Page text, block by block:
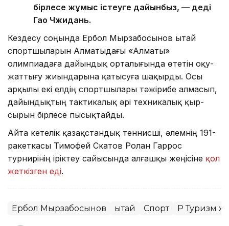
бірлесе жұмыс істеуге дайынбыз, — деді
Гао Чжидань.
Кездесу соңында Ербол Мырзабосынов Қытай
спортшыларын Алматыдағы «Алматы»
олимпиадаға дайындық орталығында өтетін оқу-
жаттығу жиындарына қатысуға шақырды. Осы
арқылы екі елдің спортшылары тәжірибе алмасып,
дайындықтың тактикалық әрі техникалық қыр-
сырын бірлесе пысықтайды.
Айта кетелік қазақстандық теннисші, әлемнің 191-
ракеткасы Тимофей Скатов Ролан Гаррос
турнирінің іріктеу сайысында алғашқы жеңісіне қол
жеткізген еді.
Ербол Мырзабосынов Қытай Спорт ҚР Туризм